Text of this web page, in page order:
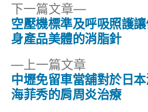
文
導
覽
上一篇文章
一
篇
中壢免留車當舖對於日
海菲秀的肩周炎治療
下一篇文章
下
一
篇
空壓機標準及呼吸照護
身產品美體的消脂針